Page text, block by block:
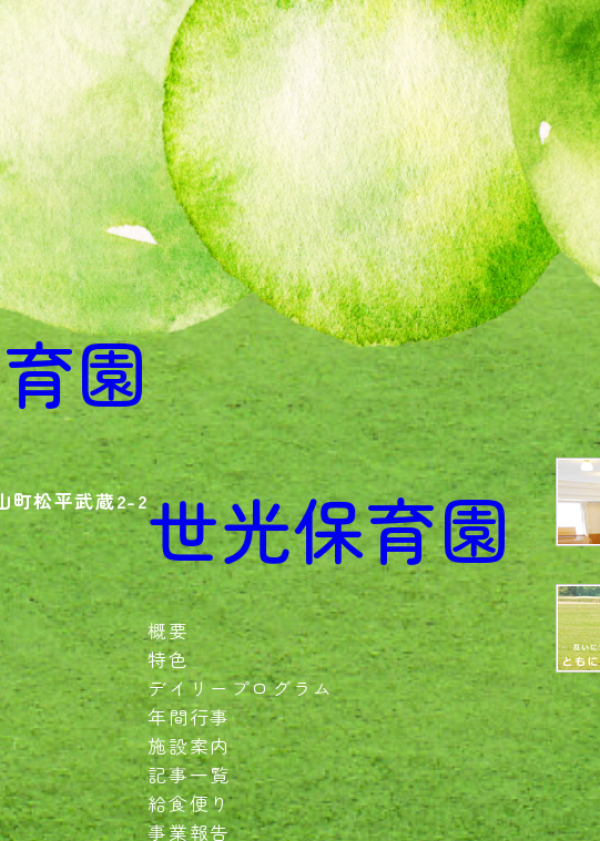
園
町松平武蔵2-2世光保育園
概要
特色
デイリープログラム
年間行事
施設案内
記事一覧
給食便り
事業報告